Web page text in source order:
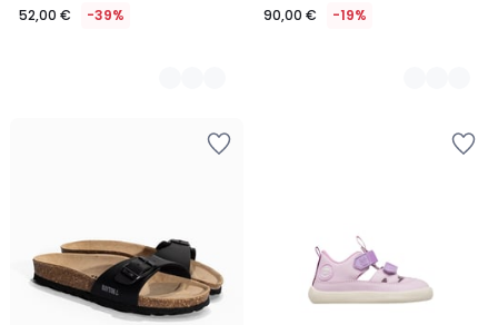
52,00 € -39% 90,00 € -19%